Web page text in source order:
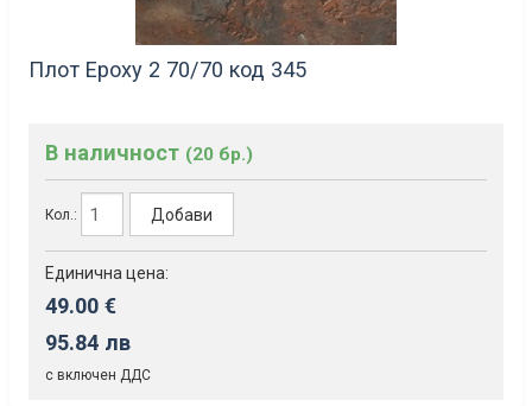
Плот Epoxy 2 70/70 код 345
В наличност (20 бр.)
Кол.: Добави
Единична цена:
49.00 €
95.84 лв
с включен ДДС